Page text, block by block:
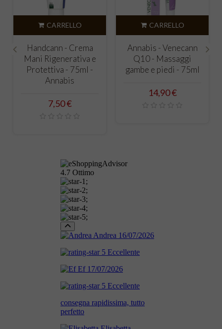
CARRELLO
Annabis - Venecann
Q10 - Massaggi
gambe e piedi - 75ml
CARRELLO
Activecann - Pomata
muscoli, legamenti,
articolazioni - 75ml -